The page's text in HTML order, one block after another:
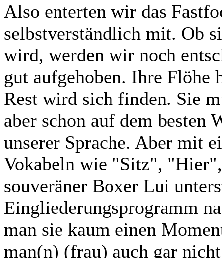
Also enterten wir das
selbstverständlich mit. Ob
wird, werden wir noch
gut aufgehoben. Ihre Flöhe
Rest wird sich finden. Sie
aber schon auf dem besten
unserer Sprache. Aber mit
Vokabeln wie "Sitz",
souveräner Boxer Lui
Eingliederungsprogramm
man sie kaum einen
man(n) (frau) auch gar